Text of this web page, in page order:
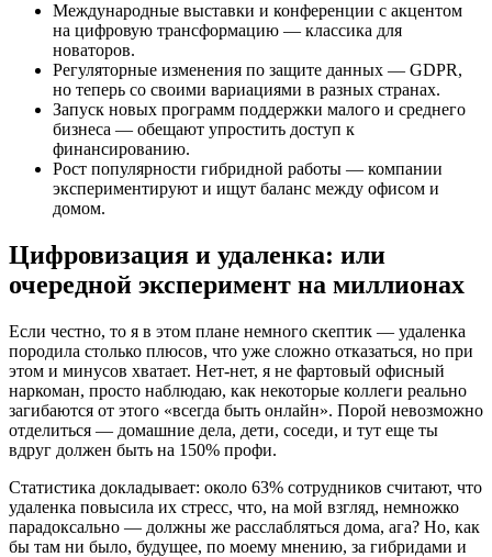
Международные выставки и конференции с акцентом
на цифровую трансформацию — классика для
новаторов.
Регуляторные изменения по защите данных — GDPR,
но теперь со своими вариациями в разных странах.
Запуск новых программ поддержки малого и среднего
бизнеса — обещают упростить доступ к
финансированию.
Рост популярности гибридной работы — компании
экспериментируют и ищут баланс между офисом и
домом.
Цифровизация и удаленка: или
очередной эксперимент на миллионах
Если честно, то я в этом плане немного скептик — удаленка
породила столько плюсов, что уже сложно отказаться, но при
этом и минусов хватает. Нет-нет, я не фартовый офисный
наркоман, просто наблюдаю, как некоторые коллеги реально
загибаются от этого «всегда быть онлайн». Порой невозможно
отделиться — домашние дела, дети, соседи, и тут еще ты
вдруг должен быть на 150% профи.
Статистика докладывает: около 63% сотрудников считают, что
удаленка повысила их стресс, что, на мой взгляд, немножко
парадоксально — должны же расслабляться дома, ага? Но, как
бы там ни было, будущее, по моему мнению, за гибридами и